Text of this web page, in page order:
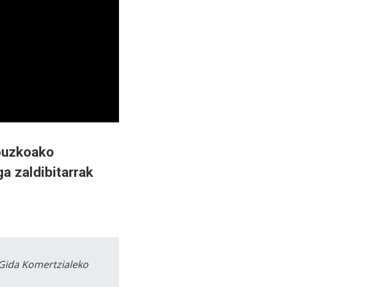
zaldibitarrak
Komertzialeko